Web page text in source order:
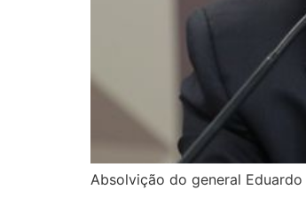
Absolvição do general